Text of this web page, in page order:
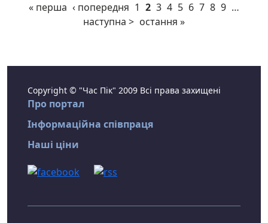
« перша ‹ попередня 1 2 3 4 5 6 7 8 9 …
наступна > остання »
Copyright © "Час Пік" 2009 Всі права захищені
Про портал
Інформаційна співпраця
Наші ціни